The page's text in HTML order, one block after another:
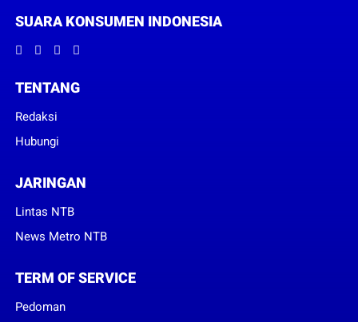
SUARA KONSUMEN INDONESIA
TENTANG
Redaksi
Hubungi
JARINGAN
Lintas NTB
News Metro NTB
TERM OF SERVICE
Pedoman